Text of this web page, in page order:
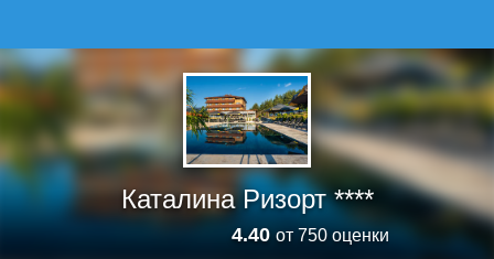
Каталина Ризорт ****
4.40от 750 оценки